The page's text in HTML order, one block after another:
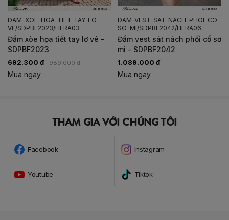
DAM-XOE-HOA-TIET-TAY-LO-
VE/SDPBF2023/HERA03
Đầm xòe họa tiết tay lơ vê -
SDPBF2023
692.300 đ 989.000 đ
Mua ngay
DAM-VEST-SAT-NACH-PHOI-CO-
SO-MI/SDPBF2042/HERA06
Đầm vest sát nách phối cổ sơ
mi - SDPBF2042
1.089.000 đ
Mua ngay
THAM GIA VỚI CHÚNG TÔI
Facebook Instagram
Youtube Tiktok